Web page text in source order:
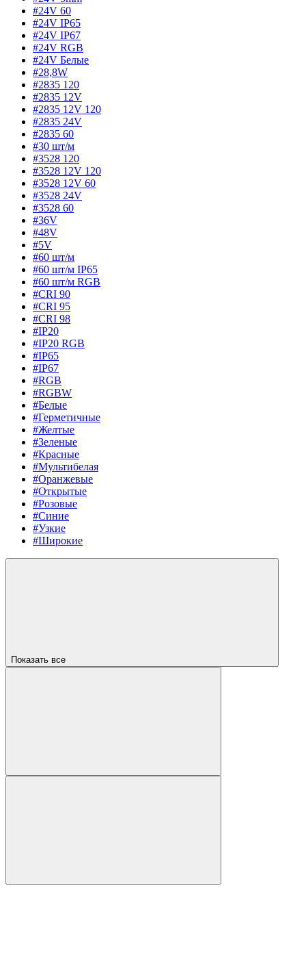
#24V 60
#24V IP65
#24V IP67
#24V RGB
#24V Белые
#28,8W
#2835 120
#2835 12V
#2835 12V 120
#2835 24V
#2835 60
#30 шт/м
#3528 120
#3528 12V 120
#3528 12V 60
#3528 24V
#3528 60
#36V
#48V
#5V
#60 шт/м
#60 шт/м IP65
#60 шт/м RGB
#CRI 90
#CRI 95
#CRI 98
#IP20
#IP20 RGB
#IP65
#IP67
#RGB
#RGBW
#Белые
#Герметичные
#Желтые
#Зеленые
#Красные
#Мультибелая
#Оранжевые
#Открытые
#Розовые
#Синие
#Узкие
#Широкие
Показать все